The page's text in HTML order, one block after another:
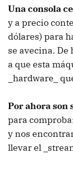
Una consola
y a precio
dólares) para
se avecina.
a que esta
_hardware_
Por ahora son
para
y nos
llevar el